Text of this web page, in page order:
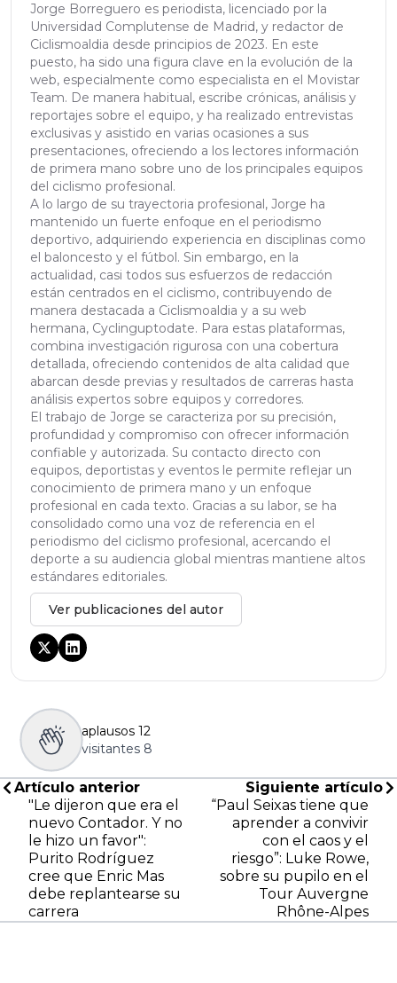
Jorge Borreguero es periodista, licenciado por la
Universidad Complutense de Madrid, y redactor de
Ciclismoaldia desde principios de 2023. En este
puesto, ha sido una figura clave en la evolución de la
web, especialmente como especialista en el Movistar
Team. De manera habitual, escribe crónicas, análisis y
reportajes sobre el equipo, y ha realizado entrevistas
exclusivas y asistido en varias ocasiones a sus
presentaciones, ofreciendo a los lectores información
de primera mano sobre uno de los principales equipos
del ciclismo profesional.
A lo largo de su trayectoria profesional, Jorge ha
mantenido un fuerte enfoque en el periodismo
deportivo, adquiriendo experiencia en disciplinas como
el baloncesto y el fútbol. Sin embargo, en la
actualidad, casi todos sus esfuerzos de redacción
están centrados en el ciclismo, contribuyendo de
manera destacada a Ciclismoaldia y a su web
hermana, Cyclinguptodate. Para estas plataformas,
combina investigación rigurosa con una cobertura
detallada, ofreciendo contenidos de alta calidad que
abarcan desde previas y resultados de carreras hasta
análisis expertos sobre equipos y corredores.
El trabajo de Jorge se caracteriza por su precisión,
profundidad y compromiso con ofrecer información
confiable y autorizada. Su contacto directo con
equipos, deportistas y eventos le permite reflejar un
conocimiento de primera mano y un enfoque
profesional en cada texto. Gracias a su labor, se ha
consolidado como una voz de referencia en el
periodismo del ciclismo profesional, acercando el
deporte a su audiencia global mientras mantiene altos
estándares editoriales.
Ver publicaciones del autor
aplausos 12
visitantes 8
Artículo anterior
"Le dijeron que era el
nuevo Contador. Y no
le hizo un favor":
Purito Rodríguez
cree que Enric Mas
debe replantearse su
carrera
Siguiente artículo
“Paul Seixas tiene que
aprender a convivir
con el caos y el
riesgo”: Luke Rowe,
sobre su pupilo en el
Tour Auvergne
Rhône-Alpes